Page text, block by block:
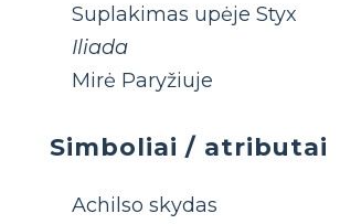
Suplakimas upėje Styx
Iliada
Mirė Paryžiuje
Simboliai / atributai
Achilso skydas